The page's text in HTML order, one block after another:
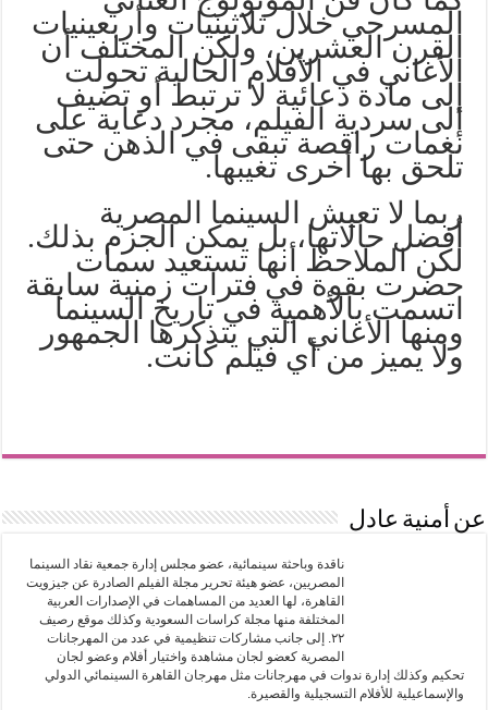
المسرحي خلال ثلاثينيات وأربعينيات
القرن العشرين، ولكن المختلف أن
الأغاني في الأفلام الحالية تحولت
إلى مادة دعائية لا ترتبط أو تضيف
إلى سردية الفيلم، مجرد دعاية على
نغمات راقصة تبقى في الذهن حتى
تلحق بها أخرى تغيبها.
ربما لا تعيش السينما المصرية
أفضل حالاتها، بل يمكن الجزم بذلك.
لكن الملاحظ أنها تستعيد سمات
حضرت بقوة في فترات زمنية سابقة
اتسمت بالأهمية في تاريخ السينما
ومنها الأغاني التي يتذكرها الجمهور
ولا يميز من أي فيلم كانت.
عن أمنية عادل
ناقدة وباحثة سينمائية، عضو مجلس إدارة جمعية نقاد السينما
المصريين، عضو هيئة تحرير مجلة الفيلم الصادرة عن جيزويت
القاهرة، لها العديد من المساهمات في الإصدارات العربية
المختلفة منها مجلة كراسات السعودية وكذلك موقع رصيف
٢٢. إلى جانب مشاركات تنظيمية في عدد من المهرجانات
المصرية كعضو لجان مشاهدة واختيار أفلام وعضو لجان
تحكيم وكذلك إدارة ندوات في مهرجانات مثل مهرجان القاهرة السينمائي الدولي
والإسماعيلية للأفلام التسجيلية والقصيرة.